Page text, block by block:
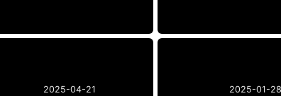
2025-04-21 2025-01-28